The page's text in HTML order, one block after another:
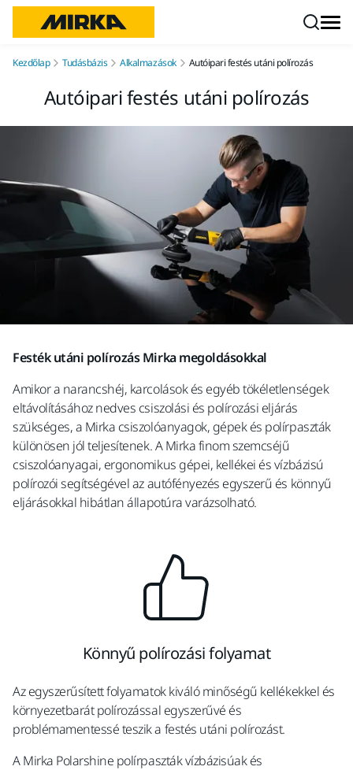
Kezdőlap Tudásbázis Alkalmazások Autóipari festés utáni polírozás
Autóipari festés utáni polírozás
Festék utáni polírozás Mirka megoldásokkal
Amikor a narancshéj, karcolások és egyéb tökéletlenségek
eltávolításához nedves csiszolási és polírozási eljárás
szükséges, a Mirka csiszolóanyagok, gépek és polírpaszták
különösen jól teljesítenek. A Mirka finom szemcséjű
csiszolóanyagai, ergonomikus gépei, kellékei és vízbázisú
polírozói segítségével az autófényezés egyszerű és könnyű
eljárásokkal hibátlan állapotúra varázsolható.
Könnyű polírozási folyamat
Az egyszerűsített folyamatok kiváló minőségű kellékekkel és
környezetbarát polírozással egyszerűvé és
problémamentessé teszik a festés utáni polírozást.
A Mirka Polarshine polírpaszták vízbázisúak és